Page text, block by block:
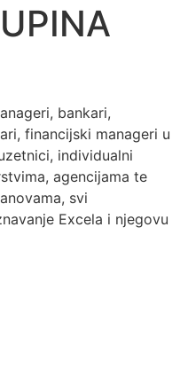
bankari,
financijski manageri u
individualni
agencijama te
svi
Excela i njegovu